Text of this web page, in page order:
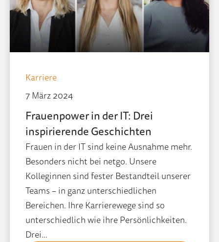
Karriere
7 März 2024
Frauenpower in der IT: Drei
inspirierende Geschichten
Frauen in der IT sind keine Ausnahme mehr.
Besonders nicht bei netgo. Unsere
Kolleginnen sind fester Bestandteil unserer
Teams – in ganz unterschiedlichen
Bereichen. Ihre Karrierewege sind so
unterschiedlich wie ihre Persönlichkeiten.
Drei...